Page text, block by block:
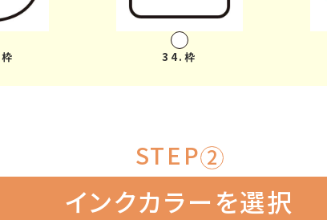
34.枠
STEP 2
インクカラーを選択